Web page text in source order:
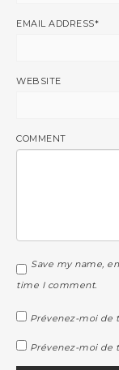
EMAIL ADDRESS*
WEBSITE
COMMENT
Save my name,
time I comment.
Prévenez-moi de
Prévenez-moi de